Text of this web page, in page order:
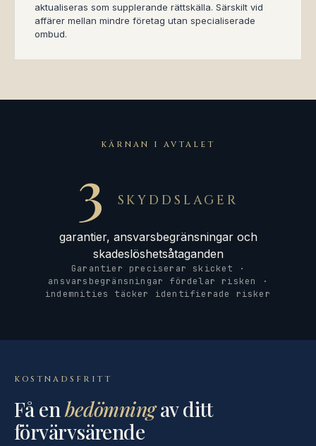
aktualiseras som supplerande rättskälla. Särskilt vid
affärer mellan mindre företag utan specialiserade
ombud.
KÄRNAN I AVTALET
3 SKYDDSLAGER
garantier, ansvarsbegränsningar och
skadeslöshetsåtaganden
Garantier preciserar skicket ·
ansvarsbegränsningar fördelar risken ·
indemnities täcker identifierade risker
KOSTNADSFRITT
Få enbedömningav ditt
förvärvsärende